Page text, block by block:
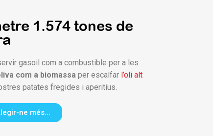
1.574 tones de
gasoil com a combustible per a les
com a biomassa per escalfar l’oli alt
patates fregides i aperitius.
ne més...